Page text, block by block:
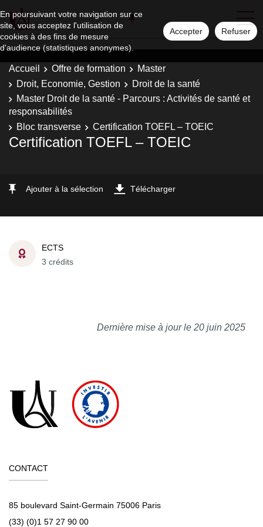
En poursuivant votre navigation sur ce
site, vous acceptez l'utilisation de
cookies à des fins de mesure
d'audience (statistiques anonymes).
Accepter Refuser
Accueil Offre de formation
Master
Droit, Economie, Gestion
Droit de la santé
Master Droit de la santé - Parcours : Activités de santé et
responsabilités
Bloc transverse
Certification TOEFL – TOEIC
Certification TOEFL – TOEIC
Ajouter à la sélection Télécharger
ECTS
3 crédits
Dernière mise à jour le 20 juin 2025
CONTACT
85 boulevard Saint-Germain 75006 Paris
(33) (0)1 57 27 90 00